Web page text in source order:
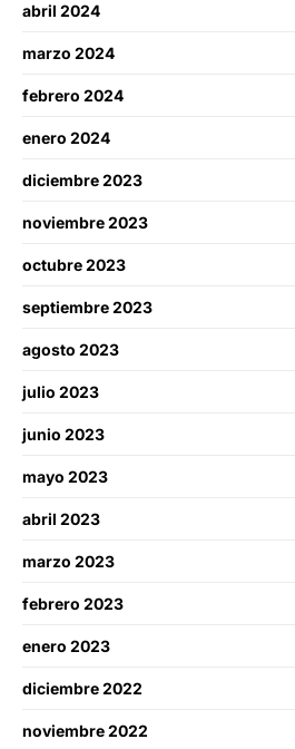
abril 2024
marzo 2024
febrero 2024
enero 2024
diciembre 2023
noviembre 2023
octubre 2023
septiembre 2023
agosto 2023
julio 2023
junio 2023
mayo 2023
abril 2023
marzo 2023
febrero 2023
enero 2023
diciembre 2022
noviembre 2022